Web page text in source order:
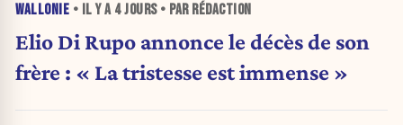
WALLONIE • IL Y A 4 JOURS• PAR RÉDACTION
Elio Di Rupo annonce le décès de son
frère : « La tristesse est immense »